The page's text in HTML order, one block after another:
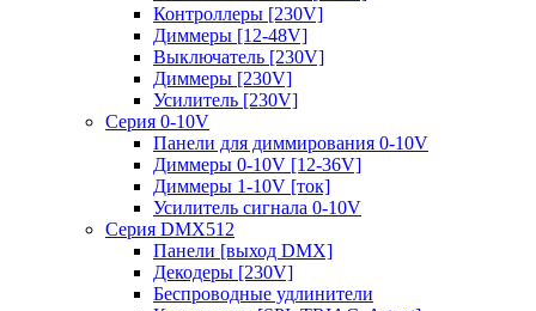
Контроллеры [230V]
Диммеры [12-48V]
Выключатель [230V]
Диммеры [230V]
Усилитель [230V]
Серия 0-10V
Панели для диммирования 0-10V
Диммеры 0-10V [12-36V]
Диммеры 1-10V [ток]
Усилитель сигнала 0-10V
Серия DMX512
Панели [выход DMX]
Декодеры [230V]
Беспроводные удлинители